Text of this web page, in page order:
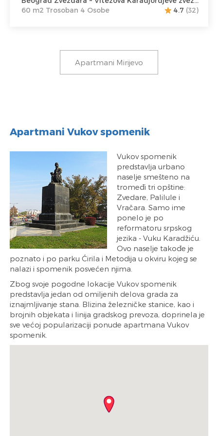
60 m2 Trosoban 4 Osobe
4.7 (32)
Apartmani Mirijevo
Apartmani Vukov spomenik
Vukov spomenik
predstavlja urbano
naselje smešteno na
tromeđi tri opštine:
Zvedare, Palilule i
Vračara. Samo ime
ponelo je po
reformatoru srpskog
jezika - Vuku Karadžiću.
Ovo naselje takođe je
poznato i po parku Ćirila i Metodija u okviru kojeg se
nalazi i spomenik posvećen njima.
Zbog svoje pogodne lokacije Vukov spomenik
predstavlja jedan od omiljenih delova grada za
iznajmljivanje stana. Blizina železničke stanice, kao i
brojnih objekata i linija gradskog prevoza, doprinela je
sve većoj popularizaciji ponude apartmana Vukov
spomenik.